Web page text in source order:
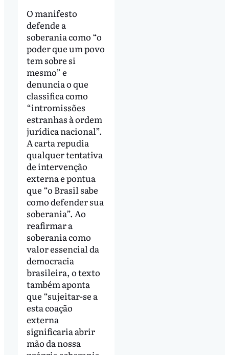
O manifesto
defende a
soberania como “o
poder que um povo
tem sobre si
mesmo” e
denuncia o que
classifica como
“intromissões
estranhas à ordem
jurídica nacional”.
A carta repudia
qualquer tentativa
de intervenção
externa e pontua
que “o Brasil sabe
como defender sua
soberania”. Ao
reafirmar a
soberania como
valor essencial da
democracia
brasileira, o texto
também aponta
que “sujeitar-se a
esta coação
externa
significaria abrir
mão da nossa